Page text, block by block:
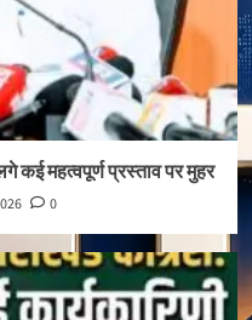
महत्वपूर्ण प्रस्ताव पर मुहर
0